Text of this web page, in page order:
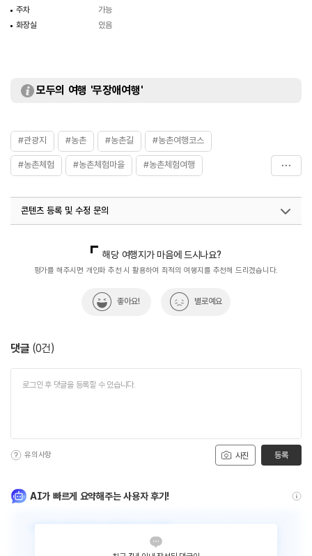
주차
가능
화장실
있음
모두의 여행 '무장애여행'
#관광지 #농촌 #농촌길 #농촌여행코스
#농촌체험 #농촌체험마을 #농촌체험여행
#휴식공간 #휴식여행
콘텐츠 등록 및 수정 문의
해당 여행지가 마음에 드시나요?
평가를 해주시면 개인화 추천 시 활용하여 최적의 여행지를 추천해 드리겠습니다.
좋아요! 별로예요
댓글 (0건)
사진
유의사항 등록
AI가 빠르게 요약해주는 사용자 후기!